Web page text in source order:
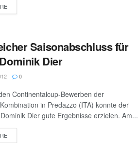
DETAILS
Saisonabschluss für
Dier
0
Continentalcup-Bewerben der
in Predazzo (ITA) konnte der
Dier gute Ergebnisse erzielen. Am...
DETAILS